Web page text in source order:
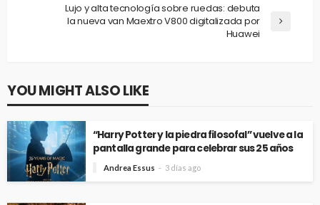
Lujo y alta tecnología sobre ruedas: debuta
la nueva van Maextro V800 digitalizada por
Huawei
YOU MIGHT ALSO LIKE
“Harry Potter y la piedra filosofal” vuelve a la
pantalla grande para celebrar sus 25 años
Andrea Essus 3 días ago